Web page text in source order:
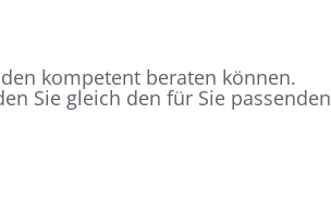
kompetent beraten können.
Sie gleich den für Sie passenden